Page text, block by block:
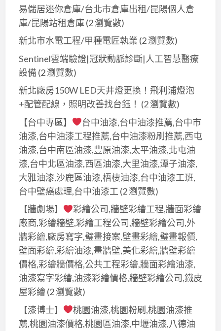
易儲居迷你倉庫/台北市倉庫出租/昆陽個人倉
庫/昆陽站租倉庫(2 瀏覽數)
新北市水電工程/甲種電匠執業 (2 瀏覽數)
Sentinel雲端驗證|冠狀動脈診斷|人工智慧醫療
設備 (2 瀏覽數)
新北廠房150W LED天井燈更換！飛利浦燈泡
+配管配線，照明改善找台鈺！ (2 瀏覽數)
【台中專區】
台中油漆,台中油漆推薦,台中市
油漆,台中油漆工程推薦,台中油漆粉刷推薦,西屯
油漆,台中南區油漆,豐原油漆,太平油漆,北屯油
漆,台中北區油漆,西區油漆,大里油漆,潭子油漆,
大雅油漆,沙鹿區油漆,梧棲油漆,台中油漆工班,
台中壁癌處理,台中油漆工 (2 瀏覽數)
【牆劇場】
彩繪公司,牆壁彩繪工程,牆面彩繪
廠商,彩繪牆壁,彩繪工程公司,牆壁彩繪公司,外
牆彩繪,廠房寫字,璧畫接案,壁畫彩繪,璧畫報價,
壁面彩繪,彩繪油漆,畫牆壁,美化彩繪,牆壁彩繪
價格,彩繪牆價格,公共工程彩繪,牆面彩繪油漆,
油漆寫字彩繪,油漆彩繪價格,牆壁彩繪公司,鐵皮
屋彩繪(2 瀏覽數)
【漆博士】
桃園油漆,桃園粉刷,桃園油漆推
薦,桃園油漆價格,桃園區油漆,中壢油漆,八德油